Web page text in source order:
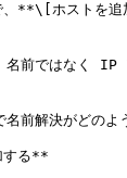
ホストを追加
名前ではなく
前解決がどのよ
る**